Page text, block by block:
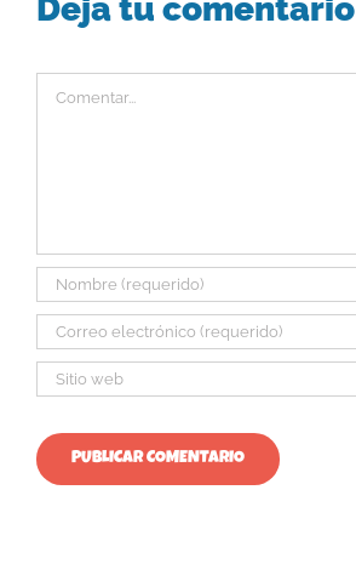
Deja tu comentario